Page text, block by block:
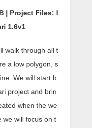
| Project Files: I
1.6v1
walk through all t
a low polygon, s
We will start b
project and brin
when the we
we will focus on t